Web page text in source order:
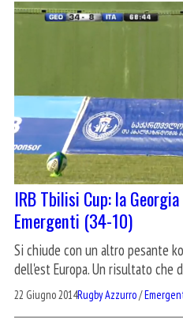
IRB Tbilisi Cup: la
Emergenti (34-10)
Si chiude con un altro pesante
dell'est Europa. Un risultato che
22 Giugno 2014Rugby Azzurro/